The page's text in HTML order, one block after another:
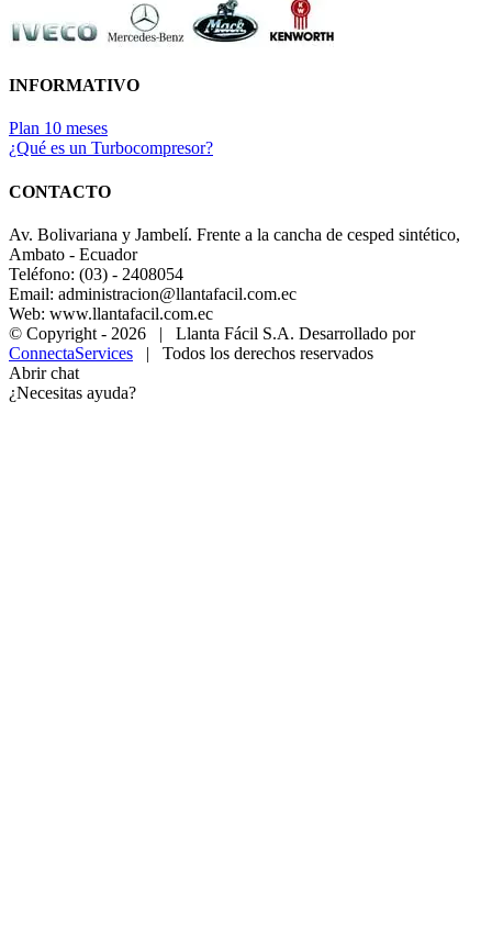
INFORMATIVO
Plan 10 meses
¿Qué es un Turbocompresor?
CONTACTO
Av. Bolivariana y Jambelí. Frente a la cancha de cesped sintético,
Ambato - Ecuador
Teléfono: (03) - 2408054
Email: administracion@llantafacil.com.ec
Web: www.llantafacil.com.ec
© Copyright - 2026 | Llanta Fácil S.A. Desarrollado por
ConnectaServices | Todos los derechos reservados
Abrir chat
¿Necesitas ayuda?